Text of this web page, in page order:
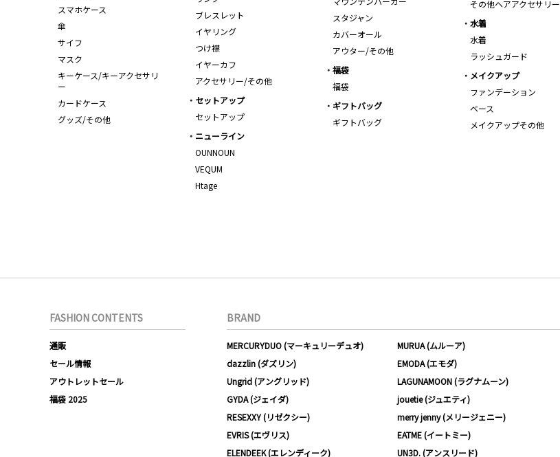
スタジャン
カバーオール
アウター/その他
ブレスレット
イヤリング
つけ襟
イヤーカフ
アクセサリー/その他
その他ヘアアクセサリー
スマホケース
傘
サイフ
マスク
キーケース/キーアクセサリ
ー
カードケース
グッズ/その他
水着
水着
ラッシュガード
福袋
福袋
メイクアップ
ファンデーション
ベース
メイクアップその他
セットアップ
セットアップ
ギフトバッグ
ギフトバッグ
ニューライン
OUNNOUN
VEQUM
Htage
FASHION CONTENTS
通販
セール情報
アウトレットセール
福袋 2025
BRAND
MERCURYDUO (マーキュリーデュオ)
MURUA (ムルーア)
dazzlin (ダズリン)
EMODA (エモダ)
Ungrid (アングリッド)
LAGUNAMOON (ラグナムーン)
GYDA (ジェイダ)
jouetie (ジュエティ)
RESEXXY (リゼクシー)
merry jenny (メリージェニー)
EVRIS (エヴリス)
EATME (イートミー)
ELENDEEK (エレンディーク)
UN3D. (アンスリード)